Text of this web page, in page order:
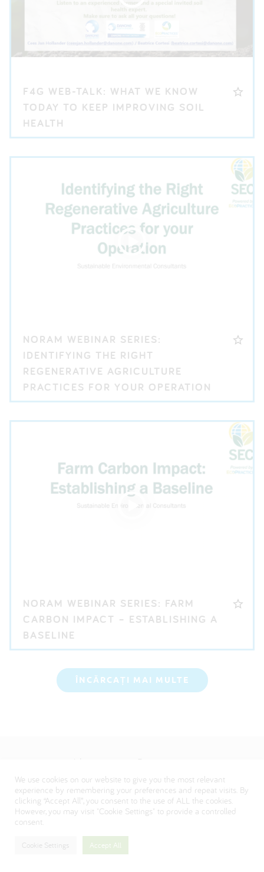
F4G WEB-TALK: WHAT WE KNOW
TODAY TO KEEP IMPROVING SOIL
HEALTH
NORAM WEBINAR SERIES:
IDENTIFYING THE RIGHT
REGENERATIVE AGRICULTURE
PRACTICES FOR YOUR OPERATION
NORAM WEBINAR SERIES: FARM
CARBON IMPACT – ESTABLISHING A
BASELINE
ÎNCĂRCAȚI MAI MULTE
About us - Romanian
Întrebări frecvente
Politica de confidențialitate
Visit our Danone corporate website
We use cookies on our website to give you the most relevant
experience by remembering your preferences and repeat visits. By
clicking “Accept All”, you consent to the use of ALL the cookies.
However, you may visit "Cookie Settings" to provide a controlled
consent.
Cookie Settings Accept All